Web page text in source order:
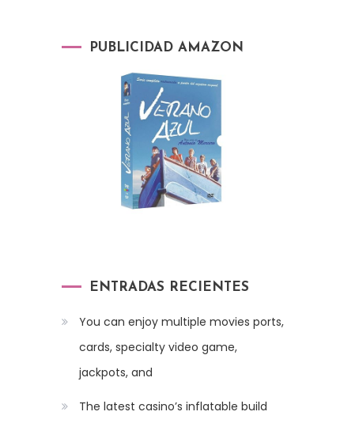
PUBLICIDAD AMAZON
ENTRADAS RECIENTES
You can enjoy multiple movies ports,
cards, specialty video game,
jackpots, and
The latest casino’s inflatable build